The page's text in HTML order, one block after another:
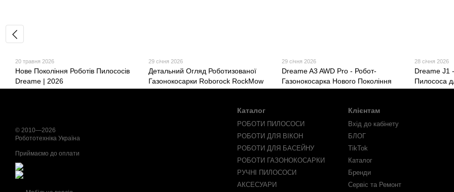
20 травня 2026
Нове Покоління Роботів Пилососів
Dreame | 2026
29 січня 2026
Детальний Огляд Роботизованої
Газонокосарки Roborock RockMow
X1 LiDAR
29 січня 2026
Dreame A3 AWD Pro - Робот-
Газонокосарка Нового Покоління
28 січня 2026
Dreame J1
Пилососа
© 2010—2026
Робототехніка Україна
Приймаємо до оплати
Каталог
РОБОТИ ПИЛОСОСИ
РОБОТИ ДЛЯ ВІКОН
РОБОТИ ДЛЯ БАСЕЙНУ
РОБОТИ ГАЗОНОКОСАРКИ
РУЧНІ ПИЛОСОСИ
АКСЕСУАРИ
Клієнтам
Вхід до кабінету
БЛОГ
TikTok
Каталог
Бренди
Сервіс та Ремонт